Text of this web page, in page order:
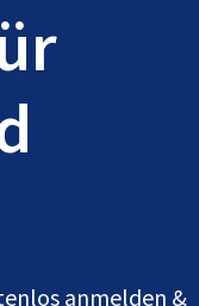
anmelden &